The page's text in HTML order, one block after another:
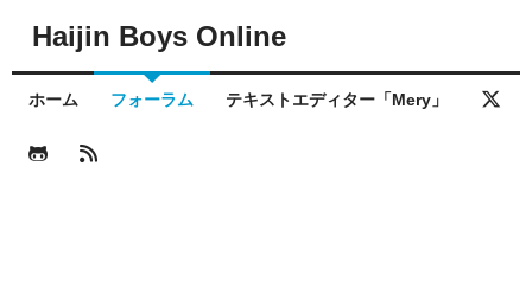
Haijin Boys Online
ホーム フォーラム テキストエディター「Mery」